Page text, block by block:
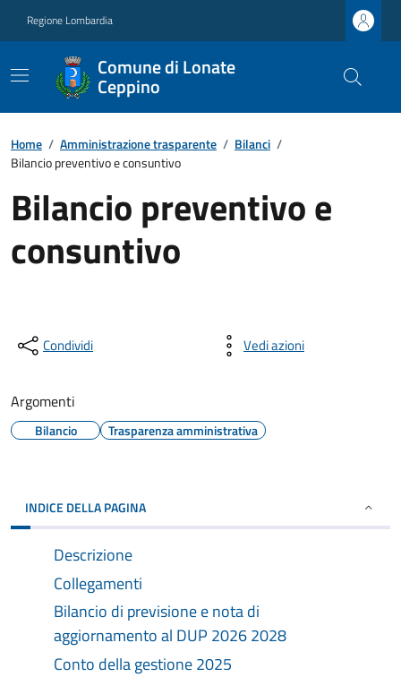
Regione Lombardia
Comune di Lonate
Ceppino
Home / Amministrazione trasparente / Bilanci /
Bilancio preventivo e consuntivo
Bilancio preventivo e
consuntivo
Condividi Vedi azioni
Argomenti
Bilancio Trasparenza amministrativa
INDICE DELLA PAGINA
Descrizione
Collegamenti
Bilancio di previsione e nota di
aggiornamento al DUP 2026 2028
Conto della gestione 2025